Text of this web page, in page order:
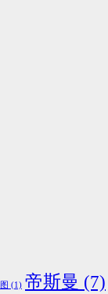
(1) 帝斯曼 (7)